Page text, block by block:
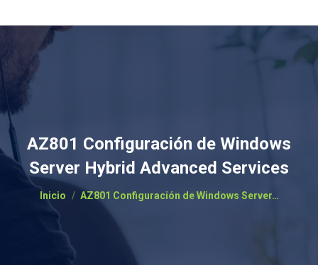
AZ801 Configuración de Windows
Server Hybrid Advanced Services
Estás aquí:
Inicio AZ801 Configuración de Windows Server…